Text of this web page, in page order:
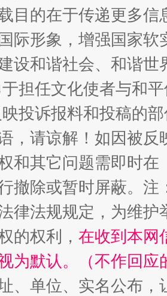
山、麦地、白藏房 除
目的在于传递更多
际形象，增强国家
设和谐社会、和谐
担任文化使者与和
投诉报料和投稿的
，请谅解！如因被
和其它问题需即时在
撤除或暂时屏蔽。
律法规规定，为维
的权利， 在收到本网
为默认。（不作回应
、单位、实名公布